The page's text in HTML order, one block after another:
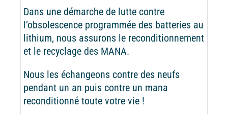
Dans une démarche de lutte contre
l’obsolescence programmée des batteries au
lithium, nous assurons le reconditionnement
et le recyclage des MANA.
Nous les échangeons contre des neufs
pendant un an puis contre un mana
reconditionné toute votre vie !